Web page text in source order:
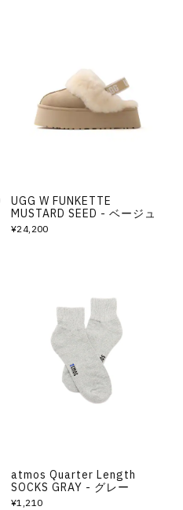
UGG W FUNKETTE
MUSTARD SEED - ベージュ
¥24,200
atmos Quarter Length
SOCKS GRAY - グレー
¥1,210